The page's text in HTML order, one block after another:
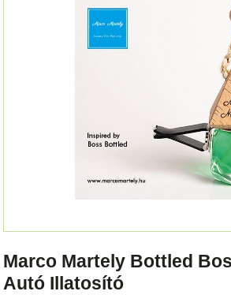
Marco Martely Bottled
Autó Illatosító